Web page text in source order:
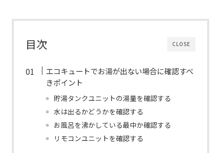
CLOSE
目次
エコキュートでお湯が出ない場合に確認すべ
きポイント
貯湯タンクユニットの湯量を確認する
水は出るかどうかを確認する
お風呂を沸かしている最中か確認する
リモコンユニットを確認する